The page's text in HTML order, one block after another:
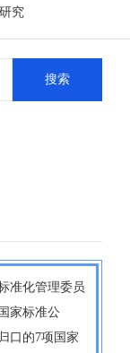
究
搜索
准化管理委员
家标准公
口的7项国家